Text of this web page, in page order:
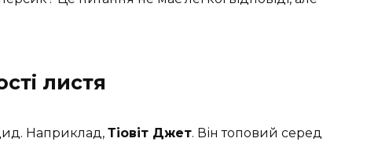
листя
Наприклад, Тіовіт Джет. Він топовий серед